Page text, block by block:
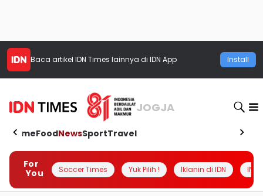
Baca artikel IDN Times lainnya di IDN App Install
JOGJA
HomeFoodNewsSportTravel
For
You
Soccer Times Yuk Pilih ! Iklanin di IDN